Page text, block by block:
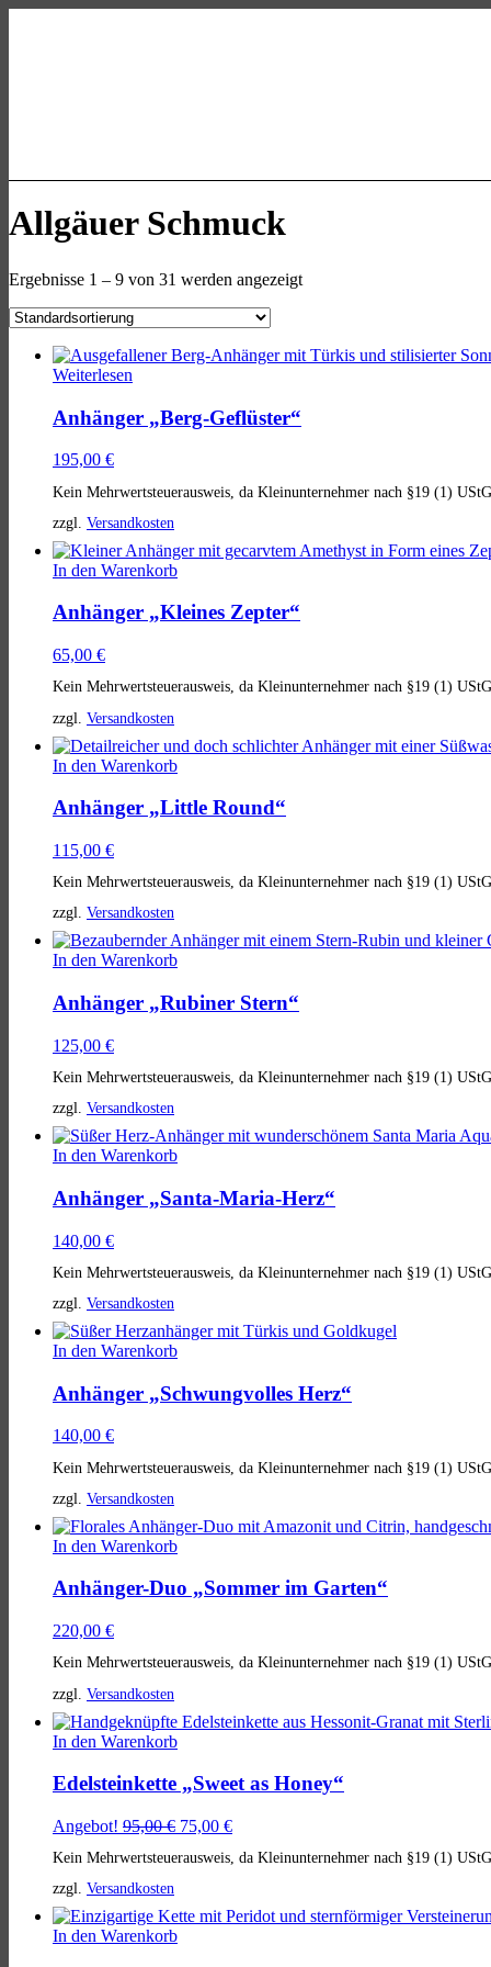
art.com
Allgäuer Schmuck
Ergebnisse 1 – 9 von 31 werden angezeigt
Weiterlesen
Anhänger „Berg-Geflüster“
195,00 €
Kein Mehrwertsteuerausweis, da Kleinunternehmer nach §19 (1)
zzgl. Versandkosten
In den Warenkorb
Anhänger „Kleines Zepter“
65,00 €
Kein Mehrwertsteuerausweis, da Kleinunternehmer nach §19 (1)
zzgl. Versandkosten
In den Warenkorb
Anhänger „Little Round“
115,00 €
Kein Mehrwertsteuerausweis, da Kleinunternehmer nach §19 (1)
zzgl. Versandkosten
In den Warenkorb
Anhänger „Rubiner Stern“
125,00 €
Kein Mehrwertsteuerausweis, da Kleinunternehmer nach §19 (1)
zzgl. Versandkosten
In den Warenkorb
Anhänger „Santa-Maria-Herz“
140,00 €
Kein Mehrwertsteuerausweis, da Kleinunternehmer nach §19 (1)
zzgl. Versandkosten
In den Warenkorb
Anhänger „Schwungvolles Herz“
140,00 €
Kein Mehrwertsteuerausweis, da Kleinunternehmer nach §19 (1)
zzgl. Versandkosten
In den Warenkorb
Anhänger-Duo „Sommer im Garten“
220,00 €
Kein Mehrwertsteuerausweis, da Kleinunternehmer nach §19 (1)
zzgl. Versandkosten
In den Warenkorb
Edelsteinkette „Sweet as Honey“
Angebot! 95,00€ Ursprünglicher
war:
75,00 €Aktueller
ist:
Kein Mehrwertsteuerausweis, da Kleinunternehmer nach §19 (1)
zzgl. Versandkosten
In den Warenkorb